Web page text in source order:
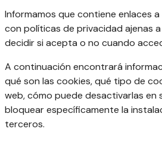
Informamos que contiene enlaces
con políticas de privacidad ajenas
decidir si acepta o no cuando
A continuación encontrará
qué son las cookies, qué tipo de
web, cómo puede desactivarlas en
bloquear específicamente la
terceros.